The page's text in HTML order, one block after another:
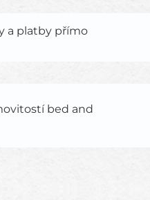
a platby přímo
bed and